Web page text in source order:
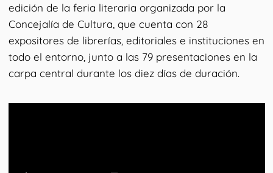
edición de la feria literaria organizada por la
Concejalía de Cultura, que cuenta con 28
expositores de librerías, editoriales e instituciones en
todo el entorno, junto a las 79 presentaciones en la
carpa central durante los diez días de duración.